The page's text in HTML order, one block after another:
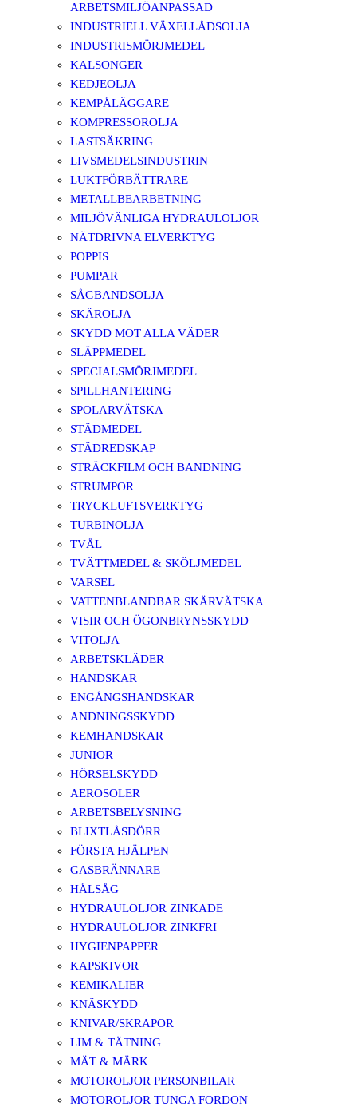
ARBETSMILJÖANPASSAD
INDUSTRIELL VÄXELLÅDSOLJA
INDUSTRISMÖRJMEDEL
KALSONGER
KEDJEOLJA
KEMPÅLÄGGARE
KOMPRESSOROLJA
LASTSÄKRING
LIVSMEDELSINDUSTRIN
LUKTFÖRBÄTTRARE
METALLBEARBETNING
MILJÖVÄNLIGA HYDRAULOLJOR
NÄTDRIVNA ELVERKTYG
POPPIS
PUMPAR
SÅGBANDSOLJA
SKÄROLJA
SKYDD MOT ALLA VÄDER
SLÄPPMEDEL
SPECIALSMÖRJMEDEL
SPILLHANTERING
SPOLARVÄTSKA
STÄDMEDEL
STÄDREDSKAP
STRÄCKFILM OCH BANDNING
STRUMPOR
TRYCKLUFTSVERKTYG
TURBINOLJA
TVÅL
TVÄTTMEDEL & SKÖLJMEDEL
VARSEL
VATTENBLANDBAR SKÄRVÄTSKA
VISIR OCH ÖGONBRYNSSKYDD
VITOLJA
ARBETSKLÄDER
HANDSKAR
ENGÅNGSHANDSKAR
ANDNINGSSKYDD
KEMHANDSKAR
JUNIOR
HÖRSELSKYDD
AEROSOLER
ARBETSBELYSNING
BLIXTLÅSDÖRR
FÖRSTA HJÄLPEN
GASBRÄNNARE
HÅLSÅG
HYDRAULOLJOR ZINKADE
HYDRAULOLJOR ZINKFRI
HYGIENPAPPER
KAPSKIVOR
KEMIKALIER
KNÄSKYDD
KNIVAR/SKRAPOR
LIM & TÄTNING
MÄT & MÄRK
MOTOROLJOR PERSONBILAR
MOTOROLJOR TUNGA FORDON